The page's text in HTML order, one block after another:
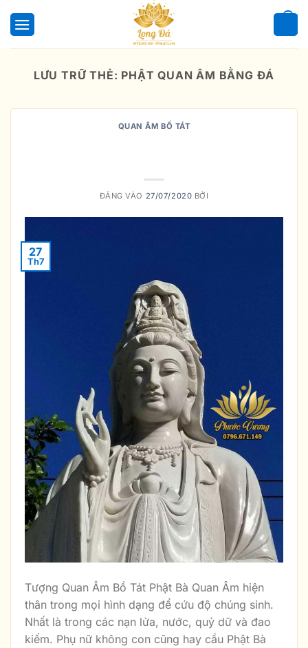
qua
LƯU TRỮ THẺ: PHẬT QUAN ÂM BẰNG ĐÁ
QUAN ÂM BỒ TÁT
ĐĂNG VÀO 27/07/2020 BỞI
27
Th7
Tượng Quan Âm Bồ Tát Phật Bà Quan Âm hiện
thân trong mọi hình dạng để cứu độ chúng sinh.
Nhất là trong các nạn lửa, nước, quỷ dữ và đao
kiếm. Phụ nữ không con cũng hay cầu Phật Bà